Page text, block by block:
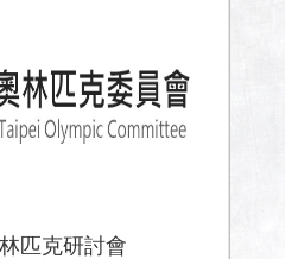
匹克研討會